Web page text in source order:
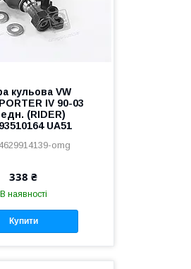
кульова VW
IV 90-03
(RIDER)
UA51
4629914139-omg
338 ₴
В наявності
Купити